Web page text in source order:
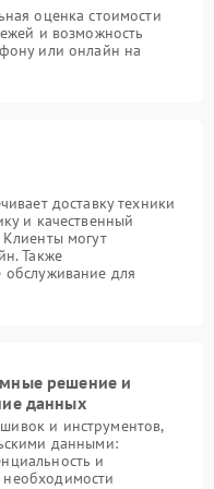
оценка стоимости
и возможность
или онлайн на
доставку техники
и качественный
могут
Также
обслуживание для
решение и
данных
и инструментов,
данными:
и